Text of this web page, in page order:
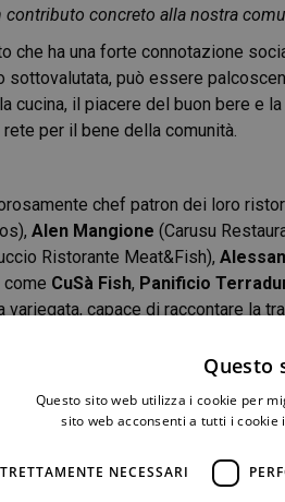
concreto alla nostra
che ha una forte connotazione
può essere
cucina, il piacere del buon bere e
per il bene della comunità.
chef patron dei loro
Alen Mangione (Carusu
Ristorante Meat&Fish),
CuSà Fish, Panificio
variegata, capace di raccontare la
i vini di tre cantine d’eccellenza
accompagnati dalla guida esperta
Bruno Ribadi.
Questo
Questo sito web utilizza i cookie per
sito web acconsenti a tutti i
NECESSARI